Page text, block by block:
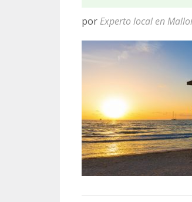
por Experto local en